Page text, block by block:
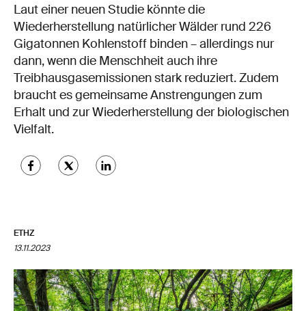
Laut einer neuen Studie könnte die
Wiederherstellung natürlicher Wälder rund 226
Gigatonnen Kohlenstoff binden – allerdings nur
dann, wenn die Menschheit auch ihre
Treibhausgasemissionen stark reduziert. Zudem
braucht es gemeinsame Anstrengungen zum
Erhalt und zur Wiederherstellung der biologischen
Vielfalt.
ETHZ
13.11.2023